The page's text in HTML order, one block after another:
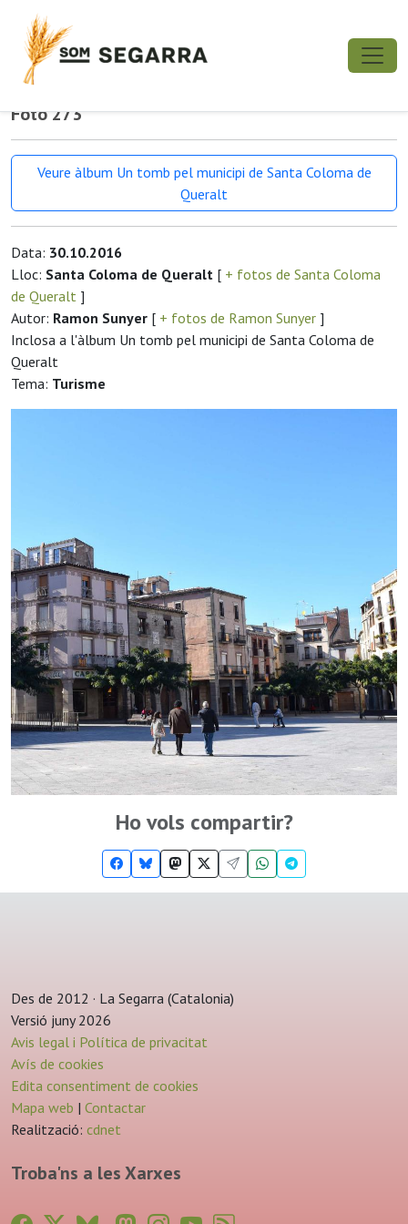
Foto 273
Veure àlbum Un tomb pel municipi de Santa Coloma de
Queralt
Data: 30.10.2016
Lloc: Santa Coloma de Queralt [ + fotos de Santa Coloma
de Queralt ]
Autor: Ramon Sunyer [ + fotos de Ramon Sunyer ]
Inclosa a l'àlbum Un tomb pel municipi de Santa Coloma de
Queralt
Tema: Turisme
Ho vols compartir?
Des de 2012 · La Segarra (Catalonia)
Versió juny 2026
Avis legal i Política de privacitat
Avís de cookies
Edita consentiment de cookies
Mapa web | Contactar
Realització: cdnet
Troba'ns a les Xarxes